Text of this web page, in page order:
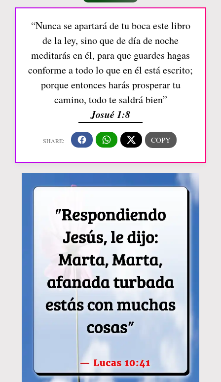
“Nunca se apartará de tu boca este libro
de la ley, sino que de día de noche
meditarás en él, para que guardes hagas
conforme a todo lo que en él está escrito;
porque entonces harás prosperar tu
camino, todo te saldrá bien”
Josué 1:8